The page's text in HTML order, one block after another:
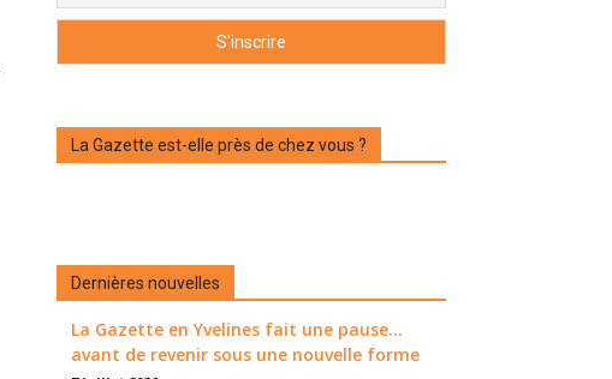
La Gazette est-elle près de chez vous ?
Dernières nouvelles
La Gazette en Yvelines fait une pause...
avant de revenir sous une nouvelle forme